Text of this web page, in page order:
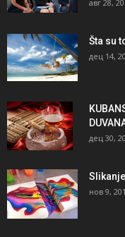
авг 28,
Šta su
дец 14,
дец 30,
нов 9,